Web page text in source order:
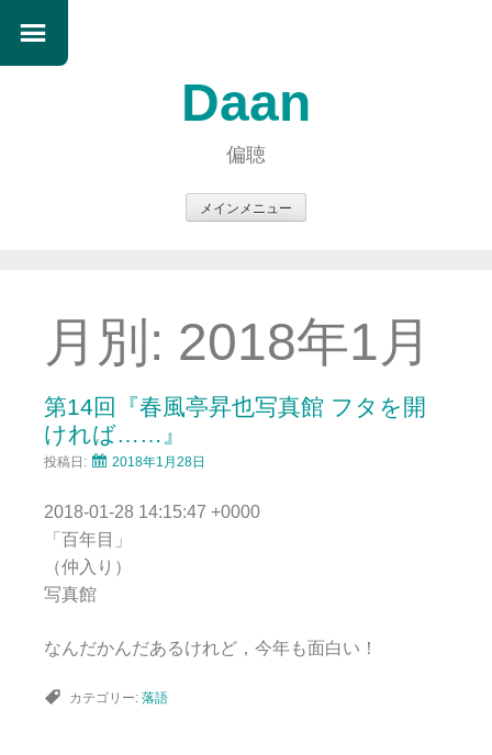
Daan
偏聴
メインメニュー
ン
ツ
へ
ス
キ
ッ
月別: 2018年1月
第14回『春風亭昇也写真館 フタを開
ければ……』
投稿日: 2018年1月28日
2018-01-28 14:15:47 +0000
「百年目」
（仲入り）
写真館
なんだかんだあるけれど，今年も面白い！
カテゴリー: 落語